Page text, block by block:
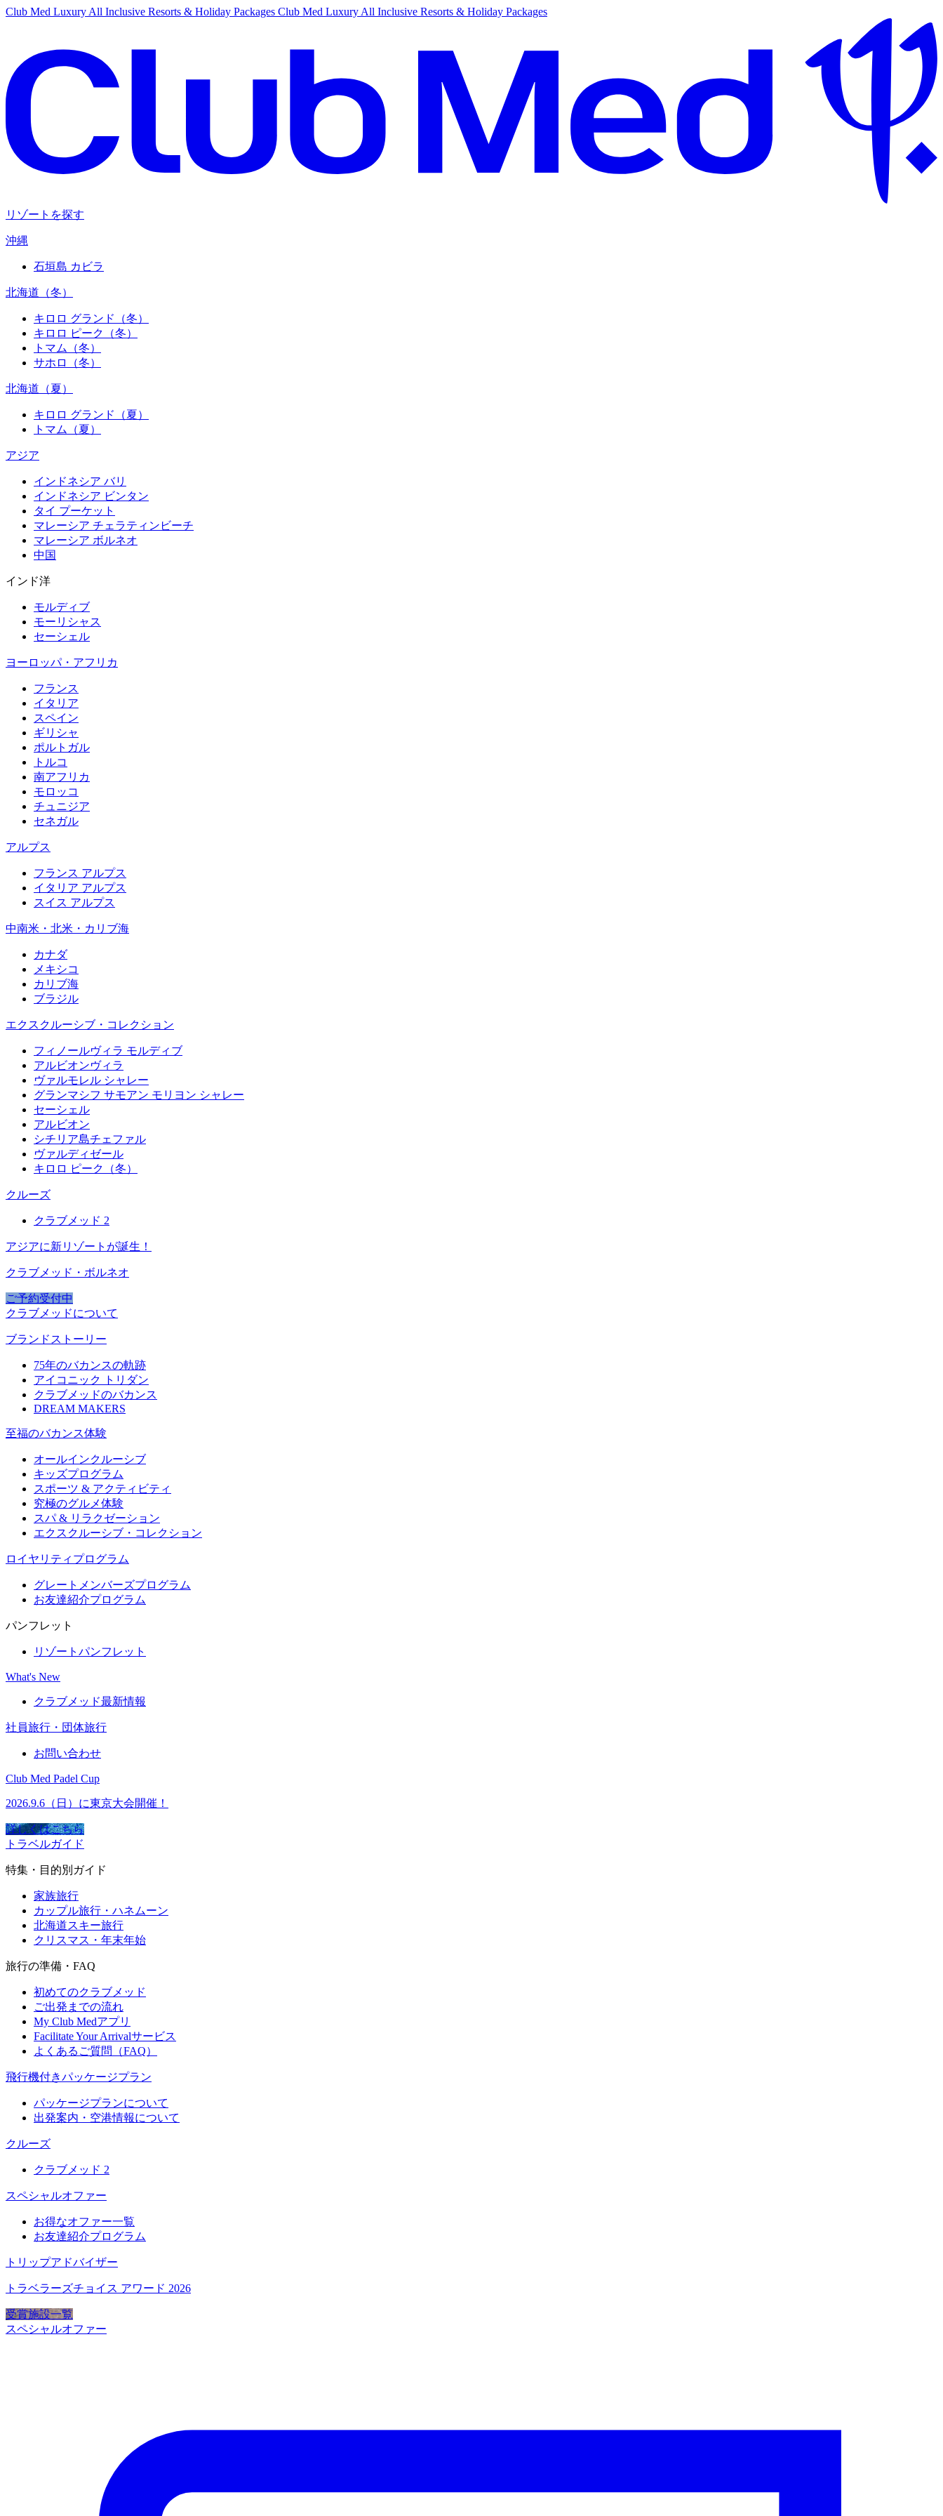
Club Med Luxury All Inclusive Resorts & Holiday Packages Club Med Luxury All Inclusive Resorts & Holiday Packages
リゾートを探す
沖縄
石垣島 カビラ
北海道（冬）
キロロ グランド（冬）
キロロ ピーク（冬）
トマム（冬）
サホロ（冬）
北海道（夏）
キロロ グランド（夏）
トマム（夏）
アジア
インドネシア バリ
インドネシア ビンタン
タイ プーケット
マレーシア チェラティンビーチ
マレーシア ボルネオ
中国
インド洋
モルディブ
モーリシャス
セーシェル
ヨーロッパ・アフリカ
フランス
イタリア
スペイン
ギリシャ
ポルトガル
トルコ
南アフリカ
モロッコ
チュニジア
セネガル
アルプス
フランス アルプス
イタリア アルプス
スイス アルプス
中南米・北米・カリブ海
カナダ
メキシコ
カリブ海
ブラジル
エクスクルーシブ・コレクション
フィノールヴィラ モルディブ
アルビオンヴィラ
ヴァルモレル シャレー
グランマシフ サモアン モリヨン シャレー
セーシェル
アルビオン
シチリア島チェファル
ヴァルディゼール
キロロ ピーク（冬）
クルーズ
クラブメッド 2
アジアに新リゾートが誕生！
クラブメッド・ボルネオ
ご予約受付中
クラブメッドについて
ブランドストーリー
75年のバカンスの軌跡
アイコニック トリダン
クラブメッドのバカンス
DREAM MAKERS
至福のバカンス体験
オールインクルーシブ
キッズプログラム
スポーツ & アクティビティ​
究極のグルメ体験
スパ & リラクゼーション
エクスクルーシブ・コレクション
ロイヤリティプログラム
グレートメンバーズプログラム
お友達紹介プログラム
パンフレット
リゾートパンフレット
What's New
クラブメッド最新情報
社員旅行・団体旅行
お問い合わせ
Club Med Padel Cup
2026.9.6（日）に東京大会開催！
詳しくはこちら
トラベルガイド
特集・目的別ガイド
家族旅行
カップル旅行・ハネムーン
北海道スキー旅行
クリスマス・年末年始
旅行の準備・FAQ
初めてのクラブメッド
ご出発までの流れ
My Club Medアプリ
Facilitate Your Arrivalサービス
よくあるご質問（FAQ）
飛行機付きパッケージプラン
パッケージプランについて
出発案内・空港情報について
クルーズ
クラブメッド 2
スペシャルオファー
お得なオファー一覧
お友達紹介プログラム
トリップアドバイザー
トラベラーズチョイス アワード 2026
受賞施設一覧
スペシャルオファー